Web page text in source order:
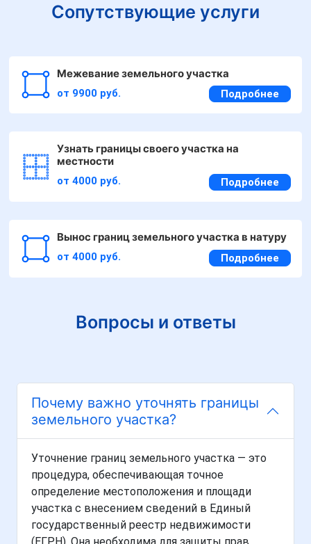
Сопутствующие услуги
Межевание земельного участка
от 9900 руб. Подробнее
Узнать границы своего участка на
местности
от 4000 руб. Подробнее
Вынос границ земельного участка в натуру
от 4000 руб. Подробнее
Вопросы и ответы
Почему важно уточнять границы
земельного участка?
Уточнение границ земельного участка — это
процедура, обеспечивающая точное
определение местоположения и площади
участка с внесением сведений в Единый
государственный реестр недвижимости